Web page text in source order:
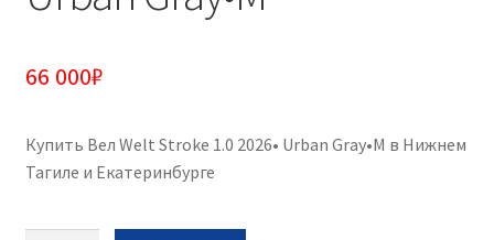
66 000₽
Купить Вел Welt Stroke 1.0 2026• Urban Gray•M в Нижнем
Тагиле и Екатеринбурге